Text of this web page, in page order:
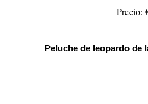
Precio:
Peluche de leopardo de